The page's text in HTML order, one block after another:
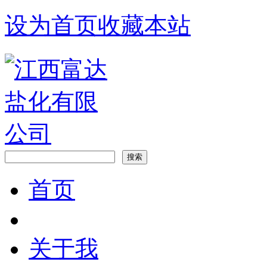
设为首页收藏本站
首页
关于我